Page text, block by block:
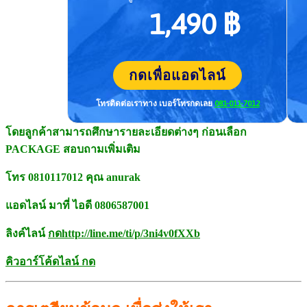
1,490 ฿
กดเพื่อแอดไลน์
โทรติดต่อเราทาง เบอร์โทรกดเลย 081-011-7012
โดยลูกค้าสามารถศึกษารายละเอียดต่างๆ ก่อนเลือก
PACKAGE สอบถามเพิ่มเติม
โทร 0810117012 คุณ anurak
แอดไลน์ มาที่ ไอดี 0806587001
ลิงค์ไลน์ กดhttp://line.me/ti/p/3ni4v0fXXb
คิวอาร์โค้ดไลน์ กด